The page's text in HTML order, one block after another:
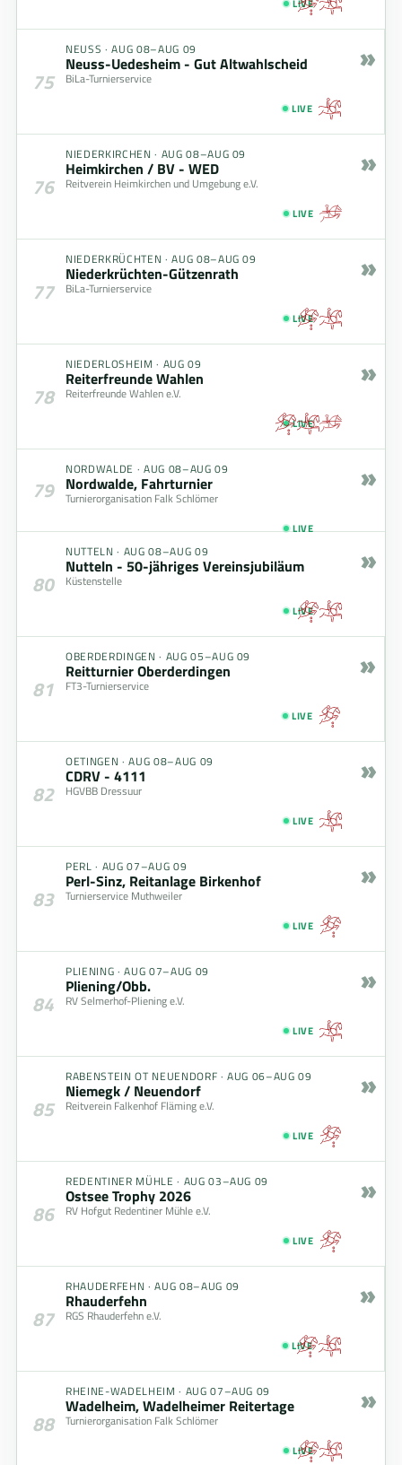
LIVE
75
NEUSS ·AUG 08–AUG 09
Neuss-Uedesheim - Gut Altwahlscheid
BiLa-Turnierservice
LIVE
»
76
NIEDERKIRCHEN · AUG 08–AUG 09
Heimkirchen / BV - WED
Reitverein Heimkirchen und Umgebung e.V.
LIVE
»
77
NIEDERKRÜCHTEN ·AUG 08–AUG 09
Niederkrüchten-Gützenrath
BiLa-Turnierservice
LIVE
»
78
NIEDERLOSHEIM · AUG 09
Reiterfreunde Wahlen
Reiterfreunde Wahlen e.V.
LIVE
»
79
NORDWALDE · AUG 08–AUG 09
Nordwalde, Fahrturnier
Turnierorganisation Falk Schlömer
LIVE
»
80
NUTTELN · AUG 08–AUG 09
Nutteln - 50-jähriges Vereinsjubiläum
Küstenstelle
LIVE
»
81
OBERDERDINGEN · AUG 05–AUG 09
Reitturnier Oberderdingen
FT3-Turnierservice
LIVE
»
82
OETINGEN ·AUG 08–AUG 09
CDRV - 4111
HGVBB Dressuur
LIVE
»
83
PERL · AUG 07–AUG 09
Perl-Sinz, Reitanlage Birkenhof
Turnierservice Muthweiler
LIVE
»
84
PLIENING ·AUG 07–AUG 09
Pliening/Obb.
RV Selmerhof-Pliening e.V.
LIVE
»
85
RABENSTEIN OT NEUENDORF ·AUG 06–AUG 09
Niemegk / Neuendorf
Reitverein Falkenhof Fläming e.V.
LIVE
»
86
REDENTINER MÜHLE · AUG 03–AUG 09
Ostsee Trophy 2026
RV Hofgut Redentiner Mühle e.V.
LIVE
»
87
RHAUDERFEHN ·AUG 08–AUG 09
Rhauderfehn
RGS Rhauderfehn e.V.
LIVE
»
88
RHEINE-WADELHEIM · AUG 07–AUG 09
Wadelheim, Wadelheimer Reitertage
Turnierorganisation Falk Schlömer
LIVE
»